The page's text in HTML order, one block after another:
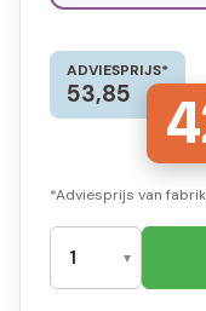
ADVIESPRIJS*
53,85
*Adviesprijs van